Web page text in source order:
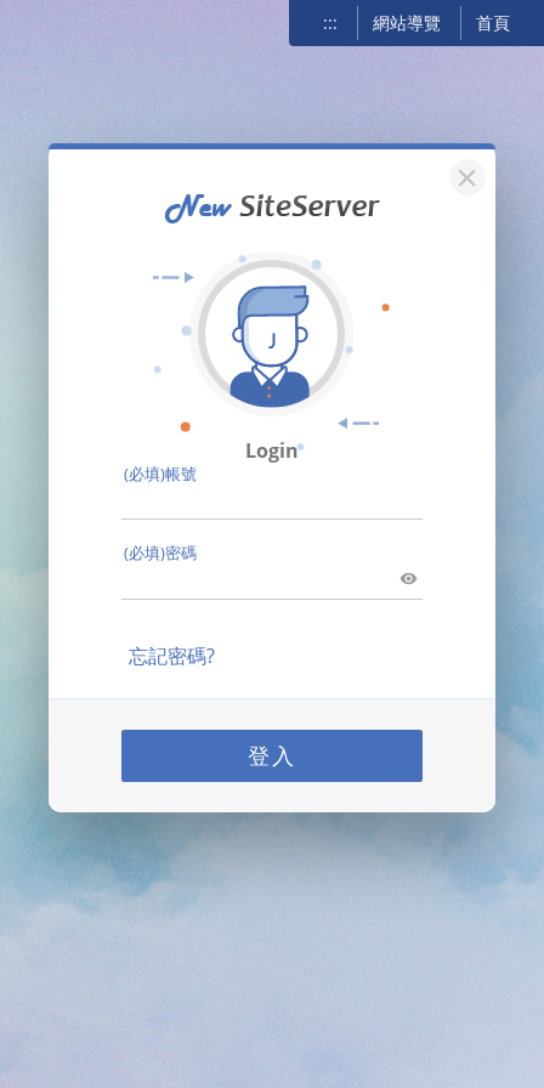
::: 網站導覽 首頁
關閉
Login
(必填)帳號
(必填)密碼
忘記密碼?
登入